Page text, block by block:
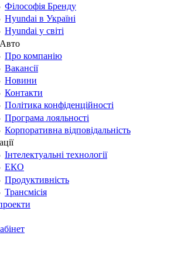
Філософія Бренду
Hyundai в Україні
Hyundai у світі
Про компанію
Вакансії
Новини
Контакти
Політика конфіденційності
Програма лояльності
Корпоративна відповідальність
Інтелектуальні технології
ЕКО
Продуктивність
Трансмісія